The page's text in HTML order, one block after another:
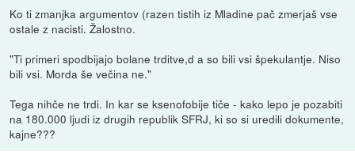
Ko ti zmanjka argumentov (razen tistih iz Mladine pač zmerjaš vse
ostale z nacisti. Žalostno.
"Ti primeri spodbijajo bolane trditve,d a so bili vsi špekulantje. Niso
bili vsi. Morda še večina ne."
Tega nihče ne trdi. In kar se ksenofobije tiče - kako lepo je pozabiti
na 180.000 ljudi iz drugih republik SFRJ, ki so si uredili dokumente,
kajne???